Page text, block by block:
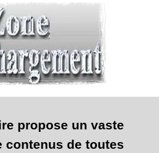
propose un vaste
contenus de toutes